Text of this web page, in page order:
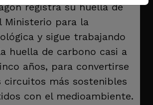
registra su huella de
Ministerio para la
y sigue trabajando
huella de carbono casi a
años, para convertirse
circuitos más sostenibles
con el medioambiente.